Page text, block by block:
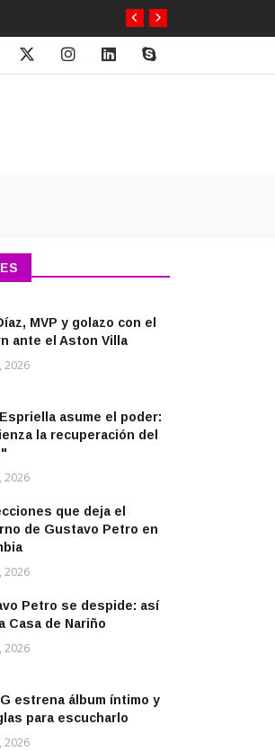
MVP y golazo con el
ante el Aston Villa
2026
asume el poder:
la recuperación del
2026
que deja el
de Gustavo Petro en
2026
Petro se despide: así
Casa de Nariño
2026
estrena álbum íntimo y
para escucharlo
2026